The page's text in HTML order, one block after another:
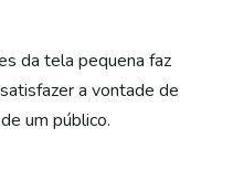
da tela pequena faz
a vontade de
um público.